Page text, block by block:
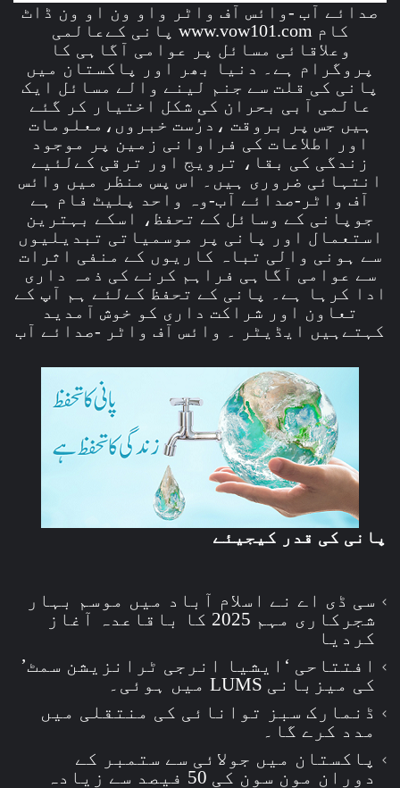
صدائے آب -وائس آف واٹر واو ون او ون ڈاٹ
کام www.vow101.com پانی کےعالمی
وعلاقائی مسائل پر عوامی آگاہی کا
پروگرام ہے۔ دنیا بھر اور پاکستان میں
پانی کی قلت سے جنم لینے والے مسائل ایک
عالمی آبی بحران کی شکل اختیار کر گئے
ہیں جس پر بروقت ،درُست خبروں،معلومات
اور اطلاعات کی فراوانی زمین پر موجود
زندگی کی بقا، ترویج اور ترقی کےلئیے
انتہائی ضروری ہیں۔ اس پس منظر میں وائس
آف واٹر-صدائے آب-وہ واحد پلیٹ فام ہے
جوپانی کے وسائل کے تحفظ، اسکے بہترین
استعمال اور پانی پر موسمیاتی تبدیلیوں
سے ہونی والی تباہ کاریوں کے منفی اثرات
سے عوامی آگاہی فراہم کرنے کی ذمہ داری
ادا کرہا ہے۔ پانی کے تحفظ کےلئے ہم آپ کے
تعاون اور شراکت داری کو خوش آمدید
کہتےہیں ایڈیٹر ۔ وائس آف واٹر -صدائے آب
پانی کی قدر کیجیئے
سی ڈی اے نے اسلام آباد میں موسم بہار
شجرکاری مہم 2025 کا باقاعدہ آغاز
کردیا
افتتاحی ‘ایشیا انرجی ٹرانزیشن سمٹ’
کی میزبانی LUMS میں ہوئی۔
ڈنمارک سبز توانائی کی منتقلی میں
مدد کرے گا۔
پاکستان میں جولائی سے ستمبر کے
دوران مون سون کی 50 فیصد سے زیادہ